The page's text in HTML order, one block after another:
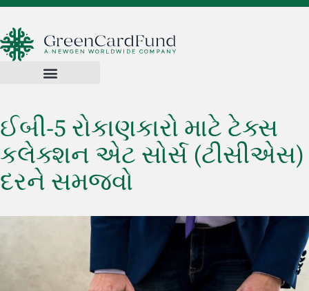
ઈબી-5 રોકાણકારો માટે ટેક્સ
કલેક્શન એટ સોર્સ (ટીસીએસ)
દરને સમજવો